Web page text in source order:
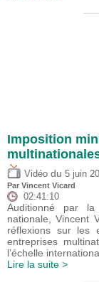
Imposition
Vidéo du 5 juin
Par Vincent Vicard
02:41:10
Auditionné par la
nationale, Vincent
réflexions sur les
entreprises
l’échelle
Lire la suite >